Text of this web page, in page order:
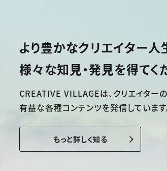
より豊かなクリエイター人
様々な知見・発見を得てく
CREATIVE VILLAGEは、 クリエイター
有益な各種コンテンツを発信しています
もっと詳しく知る